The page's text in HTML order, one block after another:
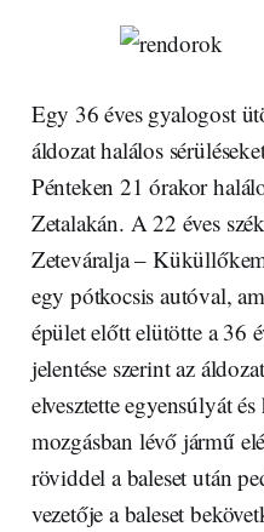
Egy 36 éves gyalogost
áldozat halálos
Pénteken 21 órakor
Zetalakán. A 22 éves
Zeteváralja –
egy pótkocsis autóval,
épület előtt elütötte a 36
jelentése szerint az
elvesztette egyensúlyát
mozgásban lévő jármű
röviddel a baleset után
vezetője a baleset